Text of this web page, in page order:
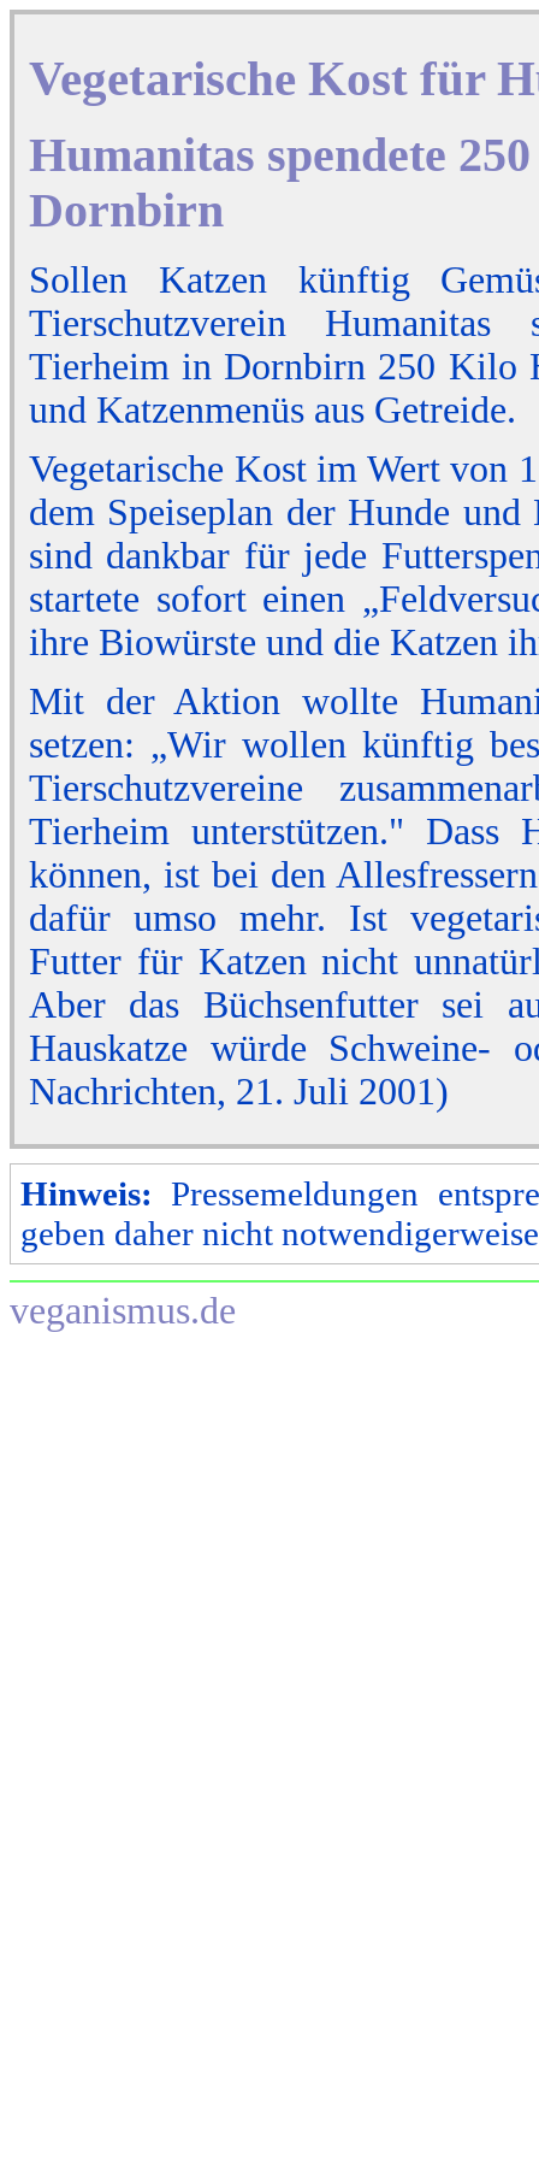
Vegetarische Kost für
Humanitas spendete
Dornbirn
Sollen Katzen künftig
Tierschutzverein Humanitas
Tierheim in Dornbirn 250 Kilo
und Katzenmenüs aus Getreide.
Vegetarische Kost im Wert von
dem Speiseplan der Hunde
sind dankbar für jede
startete sofort einen
ihre Biowürste und die Katzen
Mit der Aktion wollte
setzen: „Wir wollen künftig
Tierschutzvereine
Tierheim unterstützen." Dass
können, ist bei den
dafür umso mehr. Ist
Futter für Katzen nicht
Aber das Büchsenfutter sei
Hauskatze würde Schweine-
Nachrichten, 21. Juli 2001)
Hinweis: Pressemeldungen
geben daher nicht
veganismus.de